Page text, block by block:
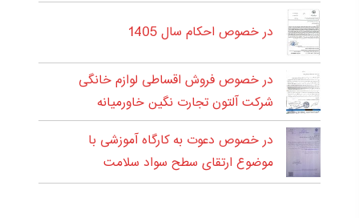
در خصوص احکام سال 1405
در خصوص فروش اقساطی لوازم خانگی
شرکت آلتون تجارت نگین خاورمیانه
در خصوص دعوت به کارگاه آموزشی با
موضوع ارتقای سطح سواد سلامت